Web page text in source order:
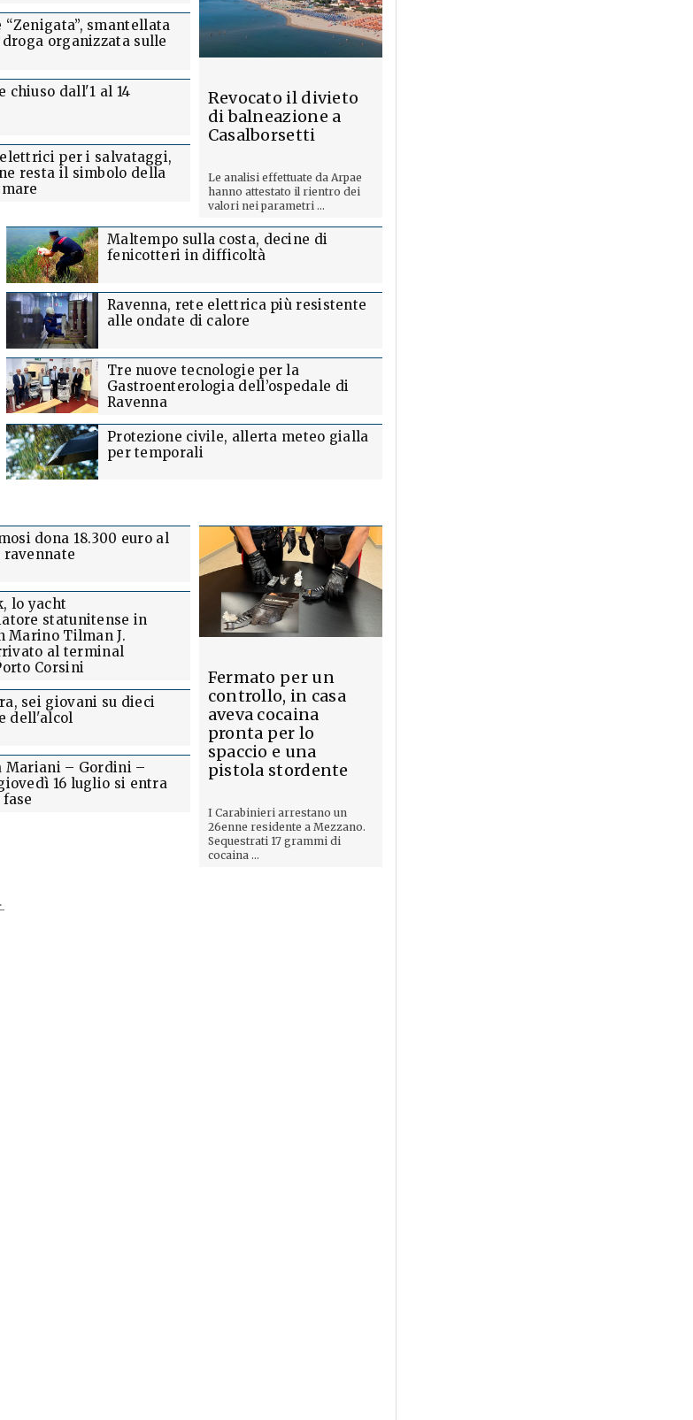
“Zenigata”, smantellata
organizzata sulle
chiuso dall'1 al 14
per i salvataggi,
resta il simbolo della
Revocato il divieto
di balneazione a
Casalborsetti
Le analisi effettuate da Arpae
hanno attestato il rientro dei
valori nei parametri ...
Maltempo sulla costa, decine di
fenicotteri in difficoltà
Ravenna, rete elettrica più resistente
alle ondate di calore
Tre nuove tecnologie per la
Gastroenterologia dell’ospedale di
Ravenna
Protezione civile, allerta meteo gialla
per temporali
dona 18.300 euro al
lo yacht
statunitense in
Marino Tilman J.
al terminal
Corsini
sei giovani su dieci
dell'alcol
Mariani – Gordini –
16 luglio si entra
Fermato per un
controllo, in casa
aveva cocaina
pronta per lo
spaccio e una
pistola stordente
I Carabinieri arrestano un
26enne residente a Mezzano.
Sequestrati 17 grammi di
cocaina ...